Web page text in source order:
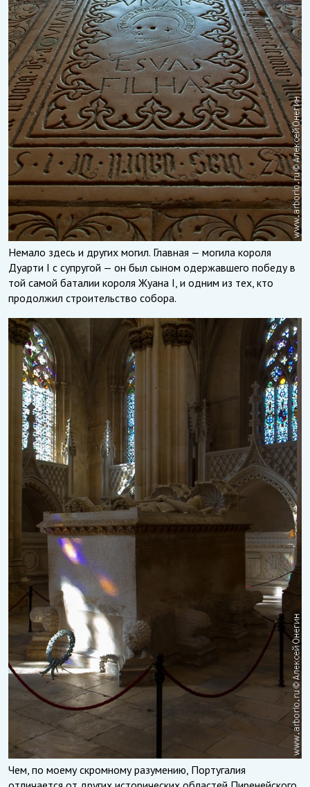
Немало здесь и других могил. Главная — могила короля
Дуарти I с супругой — он был сыном одержавшего победу в
той самой баталии короля Жуана I, и одним из тех, кто
продолжил строительство собора.
Чем, по моему скромному разумению, Португалия